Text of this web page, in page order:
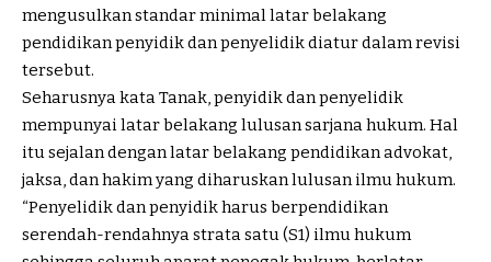
mengusulkan standar minimal latar belakang
pendidikan penyidik dan penyelidik diatur dalam revisi
tersebut.
Seharusnya kata Tanak, penyidik dan penyelidik
mempunyai latar belakang lulusan sarjana hukum. Hal
itu sejalan dengan latar belakang pendidikan advokat,
jaksa, dan hakim yang diharuskan lulusan ilmu hukum.
“Penyelidik dan penyidik harus berpendidikan
serendah-rendahnya strata satu (S1) ilmu hukum